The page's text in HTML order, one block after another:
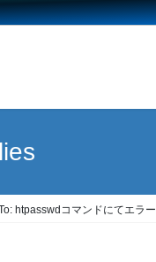
htpasswdコマンドにてエラー